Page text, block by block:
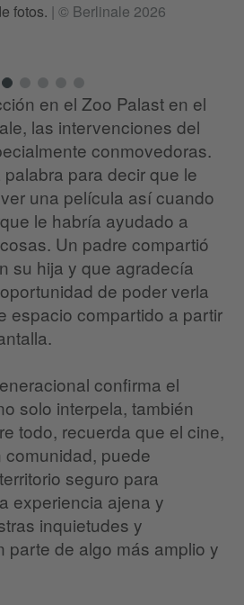
fotos. | © Berlinale 2026
en el Zoo Palast en el
las intervenciones del
conmovedoras.
para decir que le
una película así cuando
le habría ayudado a
Un padre compartió
su hija y que agradecía
de poder verla
espacio compartido a partir
confirma el
solo interpela, también
todo, recuerda que el cine,
puede
seguro para
experiencia ajena y
inquietudes y
parte de algo más amplio y